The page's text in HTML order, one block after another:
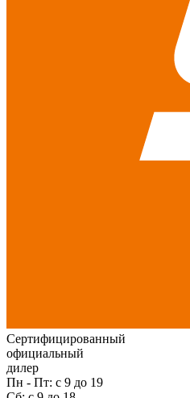
Сертифицированный
официальный
дилер
Пн - Пт: с 9 до 19